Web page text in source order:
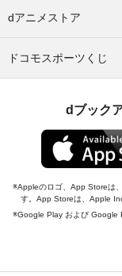
dアニメストア
ドコモスポーツくじ
dブック
Appleのロゴ、App Storeは
す。App Storeは、Apple
Google Play および Google